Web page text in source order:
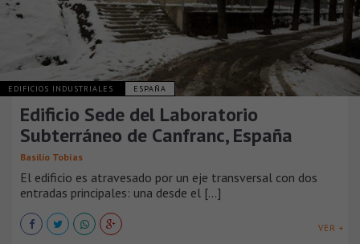
EDIFICIOS INDUSTRIALES ESPAÑA
Edificio Sede del Laboratorio
Subterráneo de Canfranc, España
Basilio Tobías
El edificio es atravesado por un eje transversal con dos
entradas principales: una desde el [...]
VER +